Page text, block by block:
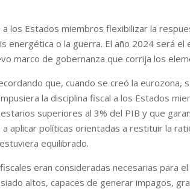
los Estados miembros flexibilizar la
energética o la guerra. El año 2024 será
marco de gobernanza que corrija los
que, cuando se creó la eurozona,
la disciplina fiscal a los Estados
superiores al 3% del PIB y que
a aplicar políticas orientadas a restituir la
equilibrado.
eran consideradas necesarias para
altos, capaces de generar impagos,